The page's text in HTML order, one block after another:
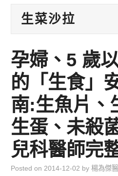
關於我：楊為傑醫師
育兒知識集
環遊世界行
直上雲霄去
我思故我在
聯絡我
生菜沙拉
孕婦、5 歲
的「生食」
南:生魚片、
生蛋、未殺
兒科醫師完
Posted on 2014-12-02 by楊為傑